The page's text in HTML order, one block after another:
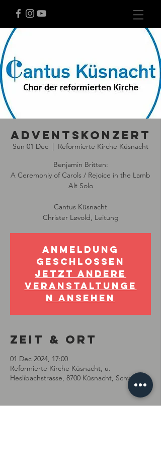
Adventskonzert
Sun 01 Dec
  |
Reformierte Kirche Küsnacht
Benjamin Britten:
A Ceremoniy of Carols / Rejoice in the Lamb
Alt Solo
Cantus Küsnacht
Christer Løvold, Leitung
Anmeldung
geschlossen
Jetzt andere
Veranstaltunge
n ansehen
Zeit & Ort
01 Dec 2024, 17:00
Reformierte Kirche Küsnacht, u.
Heslibachstrasse, 8700 Küsnacht, Schweiz